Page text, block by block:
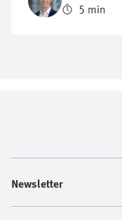
svolta per gli
maggiore per
i tempi di
5 min
Newsletter